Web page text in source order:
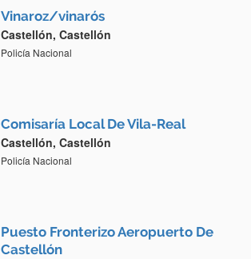
Vinaroz/vinarós
Castellón, Castellón
Policía Nacional
Comisaría Local De Vila-Real
Castellón, Castellón
Policía Nacional
Puesto Fronterizo Aeropuerto De
Castellón